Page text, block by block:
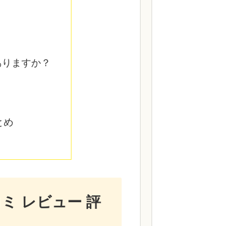
ますか？
め
レビュー 評